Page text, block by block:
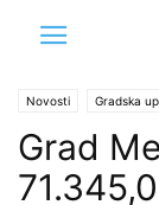
Novosti Gradska
Grad